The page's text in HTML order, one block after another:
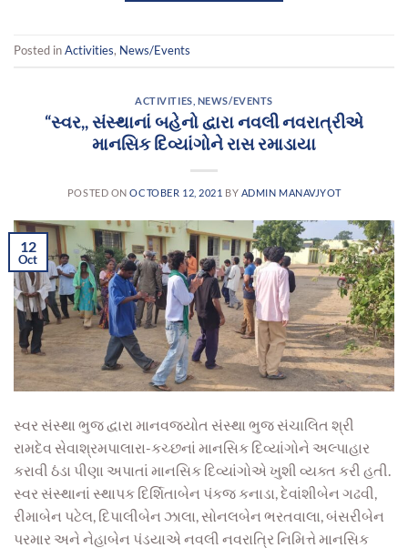
Posted inActivities, News/Events
ACTIVITIES NEWS/EVENTS
“સ્વર,, સંસ્થાનાં બહેનો દ્વારા નવલી નવરાત્રીએ
માનસિક દિવ્યાંગોને રાસ રમાડાયા
POSTED ONOCTOBER 12, 2021 BY ADMIN MANAVJYOT
12
Oct
સ્વર સંસ્થા ભુજ દ્વારા માનવજ્યોત સંસ્થા ભુજ સંચાલિત શ્રી
રામદેવ સેવાશ્રમપાલારા-કચ્છનાં માનસિક દિવ્યાંગોને અલ્પાહાર
કરાવી ઠંડા પીણા અપાતાં માનસિક દિવ્યાંગોએ ખુશી વ્યક્ત કરી હતી.
સ્વર સંસ્થાનાં સ્થાપક દિર્શિતાબેન પંકજ કનાડા, દેવાંશીબેન ગઢવી,
રીમાબેન પટેલ, દિપાલીબેન ઝાલા, સોનલબેન ભરતવાલા, બંસરીબેન
પરમાર અને નેહાબેન પંડયાએ નવલી નવરાત્રિ નિમિત્તે માનસિક